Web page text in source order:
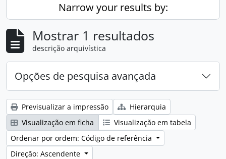
Narrow your results by:
Mostrar 1 resultados
descrição arquivística
Opções de pesquisa avançada
Previsualizar a impressão
Hierarquia
Visualização em ficha
Visualização em tabela
Ordenar por ordem: Código de referência
Direção: Ascendente